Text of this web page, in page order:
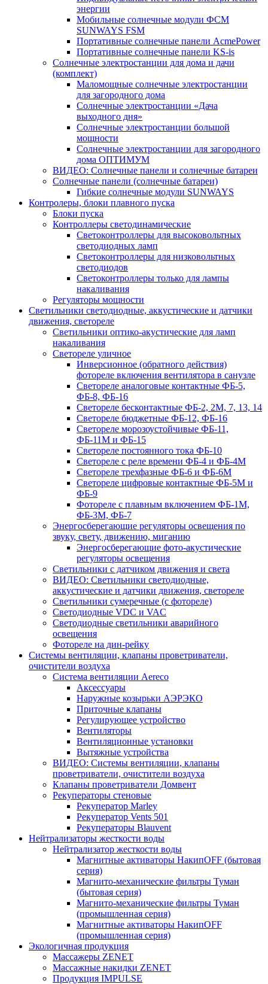
энергии
Мобильные солнечные модули ФСМ
SUNWAYS FSM
Портативные солнечные панели AcmePower
Портативные солнечные панели KS-is
Солнечные электростанции для дома и дачи
(комплект)
Маломощные солнечные электростанции
для загородного дома
Солнечные электростанции «Дача
выходного дня»
Солнечные электростанции большой
мощности
Солнечные электростанции для загородного
дома ОПТИМУМ
ВИДЕО: Солнечные панели и солнечные батареи
Солнечные панели (солнечные батареи)
Гибкие солнечные модули SUNWAYS
Контролеры, блоки плавного пуска
Блоки пуска
Контроллеры светодинамические
Светоконтроллеры для высоковольтных
светодиодных ламп
Светоконтроллеры для низковольтных
светодиодов
Светоконтроллеры только для лампы
накаливания
Регуляторы мощности
Светильники светодиодные, аккустические и датчики
движения, светореле
Светильники оптико-акустические для ламп
накаливания
Светореле уличное
Инверсионное (обратного действия)
фотореле включения вентилятора в санузле
Светореле аналоговые контактные ФБ-5,
ФБ-8, ФБ-16
Светореле бесконтактные ФБ-2, 2М, 7, 13, 14
Светореле бюджетные ФБ-12, ФБ-16
Светореле морозоустойчивые ФБ-11,
ФБ-11М и ФБ-15
Светореле постоянного тока ФБ-10
Светореле с реле времени ФБ-4 и ФБ-4М
Светореле трехфазные ФБ-6 и ФБ-6М
Светореле цифровые контактные ФБ-5М и
ФБ-9
Фотореле с плавным включением ФБ-1М,
ФБ-3М, ФБ-7
Энергосберегающие регуляторы освещения по
звуку, свету, движению, миганию
Энергосберегающие фото-акустические
регуляторы освещения
Светильники с датчиком движения и света
ВИДЕО: Светильники светодиодные,
аккустические и датчики движения, светореле
Светильники сумеречные (с фотореле)
Светодиодные VDC и VAC
Светодиодные светильники аварийного
освещения
Фотореле на дин-рейку
Системы вентиляции, клапаны проветриватели,
очистители воздуха
Система вентиляции Aereco
Аксессуары
Наружные козырьки АЭРЭКО
Приточные клапаны
Регулирующее устройство
Вентиляторы
Вентиляционные установки
Вытяжные устройства
ВИДЕО: Системы вентиляции, клапаны
проветриватели, очистители воздуха
Клапаны проветриватели Домвент
Рекуператоры стеновые
Рекуператор Marley
Рекуператор Vents 501
Рекуператоры Blauvent
Нейтрализаторы жесткости воды
Нейтрализатор жесткости воды
Магнитные активаторы НакипOFF (бытовая
серия)
Магнито-механические фильтры Туман
(бытовая серия)
Магнито-механические фильтры Туман
(промышленная серия)
Магнитные активаторы НакипOFF
(промышленная серия)
Экологичная продукция
Массажеры ZENET
Массажные накидки ZENET
Продукция IMPULSE